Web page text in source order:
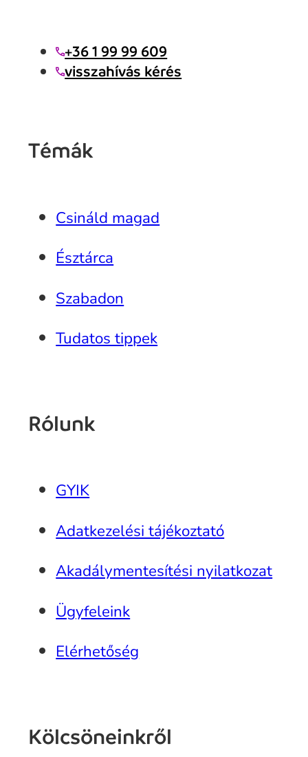
+36 1 99 99 609
visszahívás kérés
Témák
Csináld magad
Észtárca
Szabadon
Tudatos tippek
Rólunk
GYIK
Adatkezelési tájékoztató
Akadálymentesítési nyilatkozat
Ügyfeleink
Elérhetőség
Kölcsöneinkről